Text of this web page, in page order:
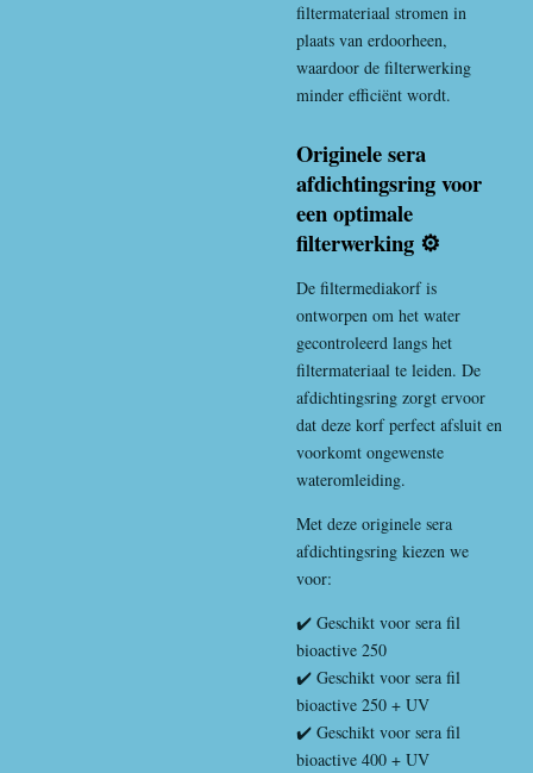
filtermateriaal stromen in
plaats van erdoorheen,
waardoor de filterwerking
minder efficiënt wordt.
Originele sera
afdichtingsring voor
een optimale
filterwerking ⚙️
De filtermediakorf is
ontworpen om het water
gecontroleerd langs het
filtermateriaal te leiden. De
afdichtingsring zorgt ervoor
dat deze korf perfect afsluit en
voorkomt ongewenste
wateromleiding.
Met deze originele sera
afdichtingsring kiezen we
voor:
✔️ Geschikt voor sera fil
bioactive 250
✔️ Geschikt voor sera fil
bioactive 250 + UV
✔️ Geschikt voor sera fil
bioactive 400 + UV